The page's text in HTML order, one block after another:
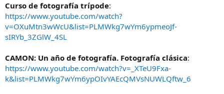
su obra, pero ahí ando perdidillo, pero el libro del Ojo del fotógrafo
tiene varias referencias que me van a servir sin duda. Me faltan
sobre luz e iluminación también, que no tengo ni idea de flashes, y
sobre todo libros que expliquen las reglas fotográficas, que
ninguno de los que tengo las explican. Como mucho las nombran...
Un saludete!
Curso de fotografía trípode:
https://www.youtube.com/watch?
v=OXuMtn3wWcU&list=PLMWkg7wYm6ypmeoJf-
sIRYb_3ZGlW_4SL
CAMON: Un año de fotografía. Fotografía clásica:
https://www.youtube.com/watch?v=_XTeU9Fxa-
k&list=PLMWkg7wYm6ypOIvYAEcQMVsNUWLQftw_6